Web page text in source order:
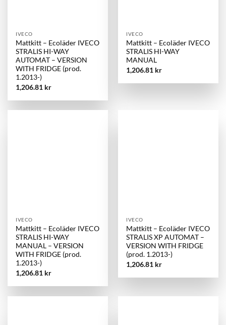
IVECO
Mattkitt – Ecoläder IVECO
STRALIS HI-WAY
AUTOMAT – VERSION
WITH FRIDGE (prod.
1.2013-)
1,206.81 kr
IVECO
Mattkitt – Ecoläder IVECO
STRALIS HI-WAY
MANUAL
1,206.81 kr
IVECO
Mattkitt – Ecoläder IVECO
STRALIS HI-WAY
MANUAL – VERSION
WITH FRIDGE (prod.
1.2013-)
1,206.81 kr
IVECO
Mattkitt – Ecoläder IVECO
STRALIS XP AUTOMAT –
VERSION WITH FRIDGE
(prod. 1.2013-)
1,206.81 kr